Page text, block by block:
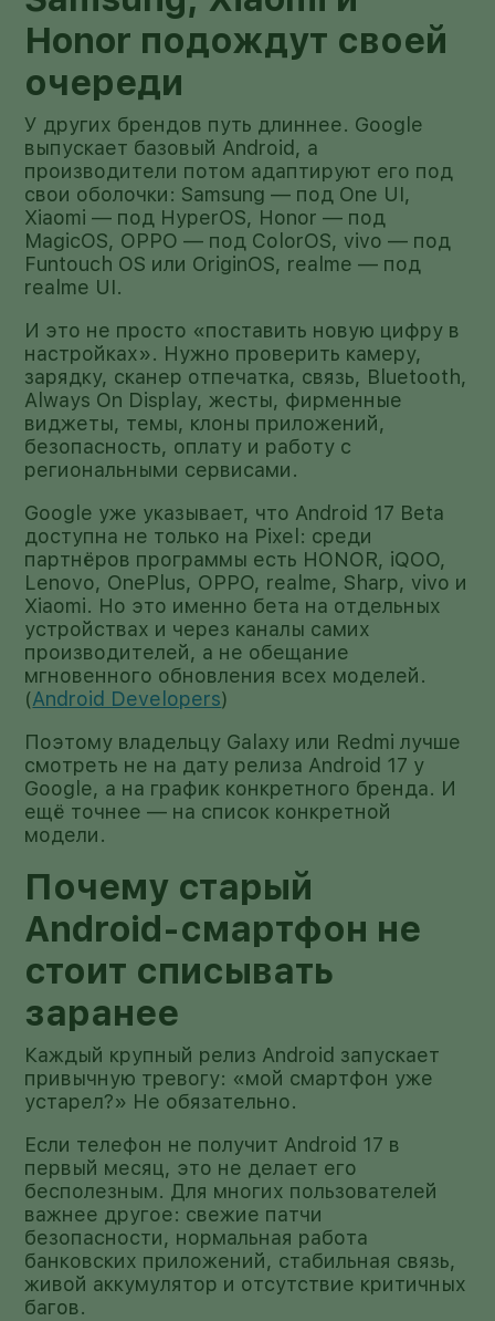
Honor подождут своей
очереди
У других брендов путь длиннее. Google
выпускает базовый Android, а
производители потом адаптируют его под
свои оболочки: Samsung — под One UI,
Xiaomi — под HyperOS, Honor — под
MagicOS, OPPO — под ColorOS, vivo — под
Funtouch OS или OriginOS, realme — под
realme UI.
И это не просто «поставить новую цифру в
настройках». Нужно проверить камеру,
зарядку, сканер отпечатка, связь, Bluetooth,
Always On Display, жесты, фирменные
виджеты, темы, клоны приложений,
безопасность, оплату и работу с
региональными сервисами.
Google уже указывает, что Android 17 Beta
доступна не только на Pixel: среди
партнёров программы есть HONOR, iQOO,
Lenovo, OnePlus, OPPO, realme, Sharp, vivo и
Xiaomi. Но это именно бета на отдельных
устройствах и через каналы самих
производителей, а не обещание
мгновенного обновления всех моделей.
(Android Developers)
Поэтому владельцу Galaxy или Redmi лучше
смотреть не на дату релиза Android 17 у
Google, а на график конкретного бренда. И
ещё точнее — на список конкретной
модели.
Почему старый
Android-смартфон не
стоит списывать
заранее
Каждый крупный релиз Android запускает
привычную тревогу: «мой смартфон уже
устарел?» Не обязательно.
Если телефон не получит Android 17 в
первый месяц, это не делает его
бесполезным. Для многих пользователей
важнее другое: свежие патчи
безопасности, нормальная работа
банковских приложений, стабильная связь,
живой аккумулятор и отсутствие критичных
багов.